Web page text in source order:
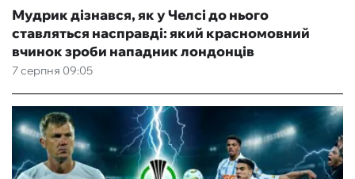
7 серпня 09:05
Мудрик дізнався, як у Челсі до нього
ставляться насправді: який красномовний
вчинок зроби нападник лондонців